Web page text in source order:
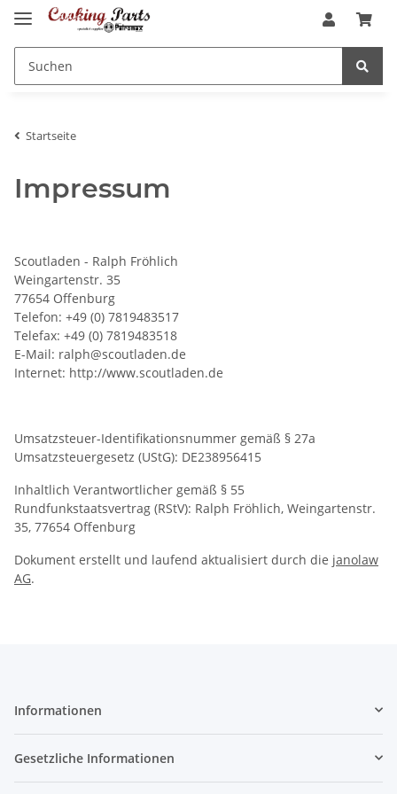
Startseite
Impressum
Scoutladen - Ralph Fröhlich
Weingartenstr. 35
77654 Offenburg
Telefon: +49 (0) 7819483517
Telefax: +49 (0) 7819483518
E-Mail: ralph@scoutladen.de
Internet: http://www.scoutladen.de
Umsatzsteuer-Identifikationsnummer gemäß § 27a
Umsatzsteuergesetz (UStG): DE238956415
Inhaltlich Verantwortlicher gemäß § 55
Rundfunkstaatsvertrag (RStV): Ralph Fröhlich, Weingartenstr.
35, 77654 Offenburg
Dokument erstellt und laufend aktualisiert durch die janolaw
AG.
Informationen
Gesetzliche Informationen